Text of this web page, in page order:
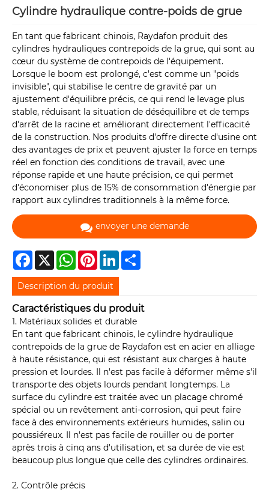
Cylindre hydraulique contre-poids de grue
En tant que fabricant chinois, Raydafon produit des
cylindres hydrauliques contrepoids de la grue, qui sont au
cœur du système de contrepoids de l'équipement.
Lorsque le boom est prolongé, c'est comme un "poids
invisible", qui stabilise le centre de gravité par un
ajustement d'équilibre précis, ce qui rend le levage plus
stable, réduisant la situation de déséquilibre et de temps
d'arrêt de la racine et améliorant directement l'efficacité
de la construction. Nos produits d'offre directe d'usine ont
des avantages de prix et peuvent ajuster la force en temps
réel en fonction des conditions de travail, avec une
réponse rapide et une haute précision, ce qui permet
d'économiser plus de 15% de consommation d'énergie par
rapport aux cylindres traditionnels à la même force.
envoyer une demande
Facebook
X WhatsAppPinterestLinkedIn
Description du produit
Caractéristiques du produit
1. Matériaux solides et durable
En tant que fabricant chinois, le cylindre hydraulique
contrepoids de la grue de Raydafon est en acier en alliage
à haute résistance, qui est résistant aux charges à haute
pression et lourdes. Il n'est pas facile à déformer même s'il
transporte des objets lourds pendant longtemps. La
surface du cylindre est traitée avec un placage chromé
spécial ou un revêtement anti-corrosion, qui peut faire
face à des environnements extérieurs humides, salin ou
poussiéreux. Il n'est pas facile de rouiller ou de porter
après trois à cinq ans d'utilisation, et sa durée de vie est
beaucoup plus longue que celle des cylindres ordinaires.
2. Contrôle précis